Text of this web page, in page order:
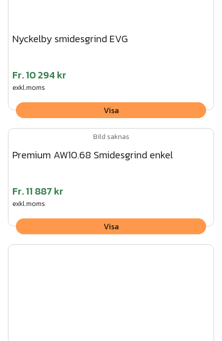
Nyckelby smidesgrind EVG
Fr.10 294 kr
exkl.moms
Visa
Bild saknas
Premium AW10.68 Smidesgrind enkel
Fr.11 887 kr
exkl.moms
Visa